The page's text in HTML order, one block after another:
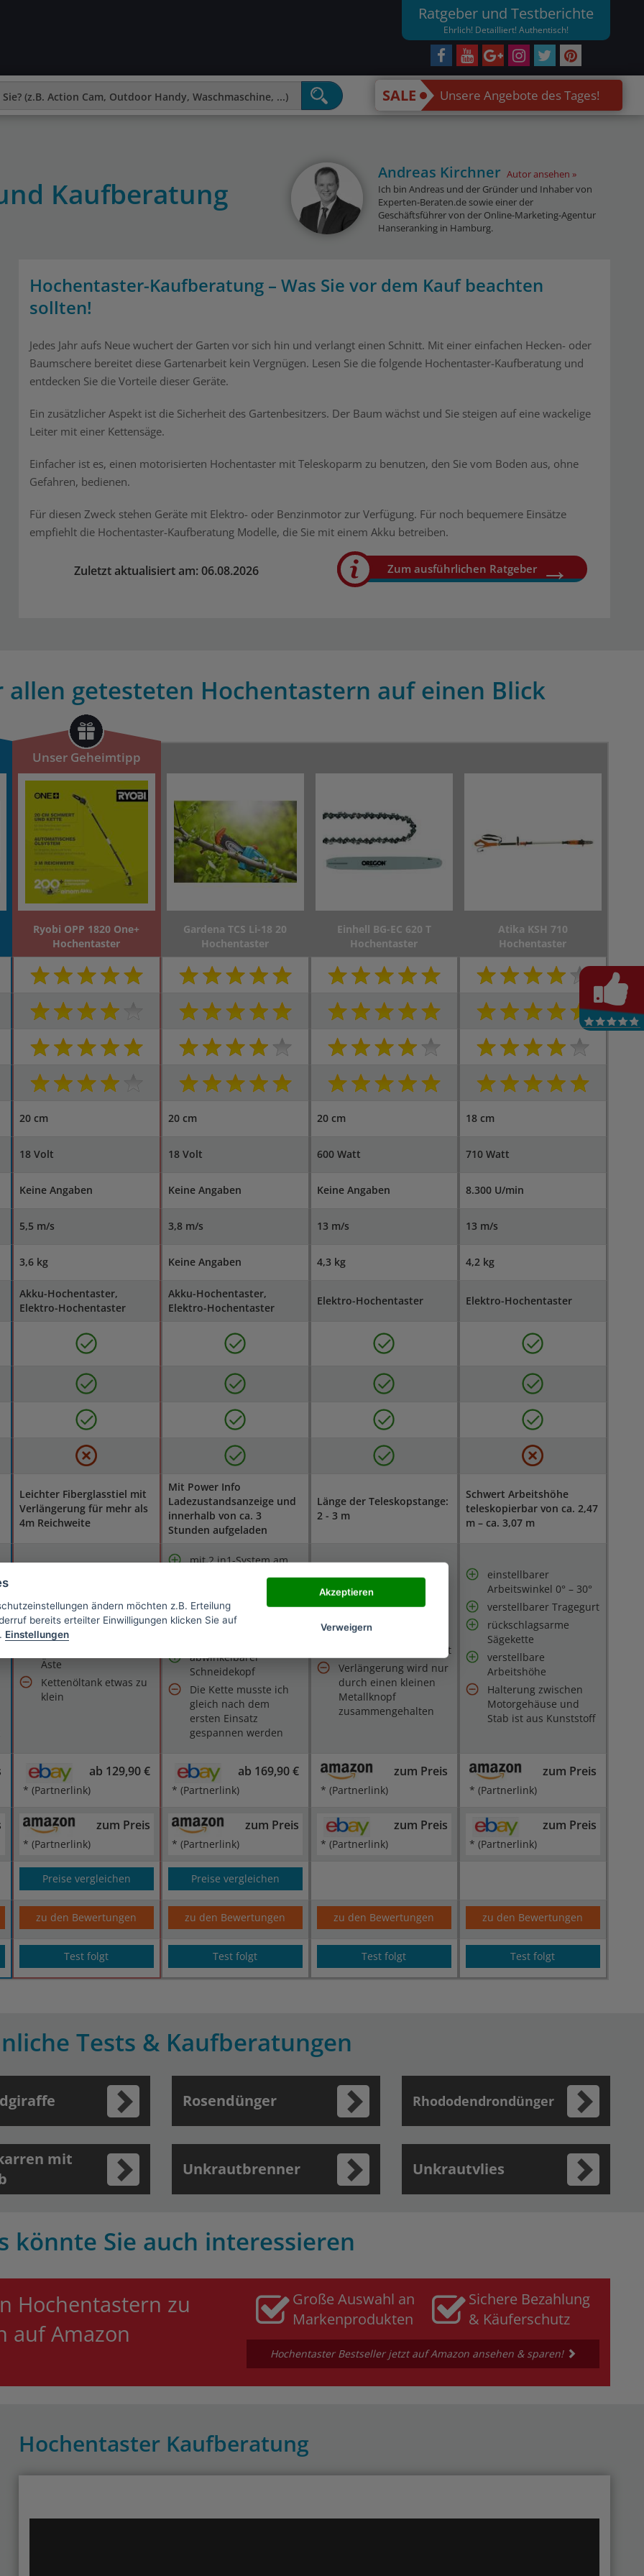
Ratgeber und Testberichte
Ehrlich! Detailliert! Authentisch!
SALE Unsere Angebote des Tages!
Kaufberatung
Andreas Kirchner Autor ansehen
Ich bin Andreas und der Gründer und Inhaber von
Experten-Beraten.de sowie einer der
Geschäftsführer von der Online-Marketing-Agentur
Hanseranking in Hamburg.
Hochentaster-Kaufberatung – Was Sie vor dem Kauf beachten
sollten!
Jedes Jahr aufs Neue wuchert der Garten vor sich hin und verlangt einen Schnitt. Mit einer einfachen Hecken- oder
Baumschere bereitet diese Gartenarbeit kein Vergnügen. Lesen Sie die folgende Hochentaster-Kaufberatung und
entdecken Sie die Vorteile dieser Geräte.
Ein zusätzlicher Aspekt ist die Sicherheit des Gartenbesitzers. Der Baum wächst und Sie steigen auf eine wackelige
Leiter mit einer Kettensäge.
Einfacher ist es, einen motorisierten Hochentaster mit Teleskoparm zu benutzen, den Sie vom Boden aus, ohne
Gefahren, bedienen.
Für diesen Zweck stehen Geräte mit Elektro- oder Benzinmotor zur Verfügung. Für noch bequemere Einsätze
empfiehlt die Hochentaster-Kaufberatung Modelle, die Sie mit einem Akku betreiben.
Zuletzt aktualisiert am: 06.08.2026 Zum ausführlichen Ratgeber
allen getesteten Hochentastern auf einen Blick
Unser Geheimtipp
Ryobi OPP 1820 One+
Hochentaster
Gardena TCS Li-18 20
Hochentaster
Einhell BG-EC 620 T
Hochentaster
Atika KSH 710
Hochentaster
20 cm 20 cm 20 cm 18 cm
18 Volt 18 Volt 600 Watt 710 Watt
Keine Angaben Keine Angaben Keine Angaben 8.300 U/min
5,5 m/s 3,8 m/s 13 m/s 13 m/s
3,6 kg Keine Angaben 4,3 kg 4,2 kg
Akku-Hochentaster,
Elektro-Hochentaster
Akku-Hochentaster,
Elektro-Hochentaster
Elektro-Hochentaster Elektro-Hochentaster
Leichter Fiberglasstiel mit
Verlängerung für mehr als
4m Reichweite
Mit Power Info
Ladezustandsanzeige und
innerhalb von ca. 3
Stunden aufgeladen
Länge der Teleskopstange:
2 - 3 m
Schwert Arbeitshöhe
teleskopierbar von ca. 2,47
m – ca. 3,07 m
sehr leise
Reichweite sehr gut
Äste
Kettenöltank etwas zu
klein
mit 2 in1-System am
Boden und großen
teleskopierbar bis 2,5
m
abwinkelbarer
Schneidekopf
Die Kette musste ich
gleich nach dem
ersten Einsatz
gespannen werden
Verstellbarer
Zusatzhandgriff
Ein- Ausschalter
Verstellbarer Tragegurt
Verlängerung wird nur
durch einen kleinen
Metallknopf
zusammengehalten
einstellbarer
Arbeitswinkel 0° – 30°
verstellbarer Tragegurt
rückschlagsarme
Sägekette
verstellbare
Arbeitshöhe
Halterung zwischen
Motorgehäuse und
Stab ist aus Kunststoff
ab 129,90 €
* (Partnerlink)
ab 169,90 €
* (Partnerlink)
zum Preis
* (Partnerlink)
zum Preis
* (Partnerlink)
zum Preis
* (Partnerlink)
zum Preis
* (Partnerlink)
zum Preis
* (Partnerlink)
zum Preis
* (Partnerlink)
Preise vergleichen Preise vergleichen
zu den Bewertungen zu den Bewertungen zu den Bewertungen zu den Bewertungen
Test folgt Test folgt Test folgt Test folgt
Tests & Kaufberatungen
Rosendünger Rhododendrondünger
mit
Unkrautbrenner Unkrautvlies
könnte Sie auch interessieren
Hochentastern zu
auf Amazon
Große Auswahl an
Markenprodukten
Sichere Bezahlung
& Käuferschutz
Hochentaster Bestseller jetzt auf Amazon ansehen & sparen!
Hochentaster Kaufberatung
ändern möchten z.B. Erteilung
bereits erteilter Einwilligungen klicken Sie auf
Einstellungen
Akzeptieren
Verweigern